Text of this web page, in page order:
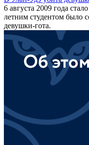
6 августа 2009 года
летним студентом было
девушки-гота.